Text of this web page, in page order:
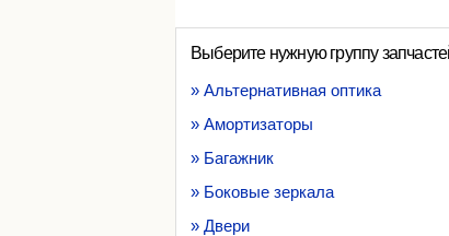
Выберите нужную группу
» Альтернативная оптика
» Амортизаторы
» Багажник
» Боковые зеркала
» Двери